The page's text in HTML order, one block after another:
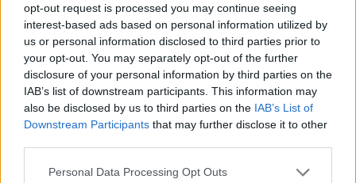
opt-out request is processed you may continue seeing
interest-based ads based on personal information utilized by
us or personal information disclosed to third parties prior to
your opt-out. You may separately opt-out of the further
disclosure of your personal information by third parties on the
IAB’s list of downstream participants. This information may
also be disclosed by us to third parties on the IAB’s List of
Downstream Participants that may further disclose it to other
Please note that this website/app uses one or more Google
Personal Data Processing Opt Outs
Πωλήσεις BMW &MINI στις περιοχές/αγορές.
1 Τρίμηνο 2023
Συγκριτικά
με το
2022 %
Ιαν –
Μαρ 2023
Ευρώπη
215.917 -1,9% 215.917
Γερμανία
57.317 -7,2% 57.317
Ασία
251.147 -5,0% 251.147